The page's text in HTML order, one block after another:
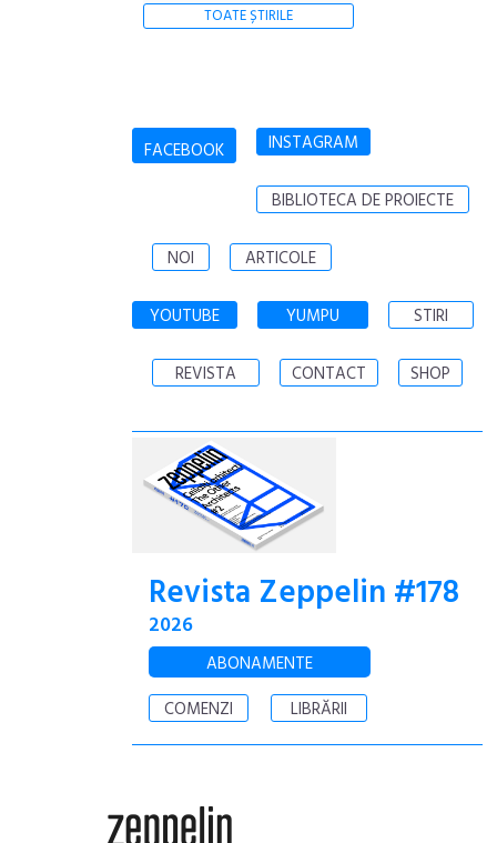
TOATE ȘTIRILE
FACEBOOK INSTAGRAM
BIBLIOTECA DE PROIECTE
NOI ARTICOLE
YOUTUBE YUMPU STIRI
REVISTA CONTACT SHOP
Revista Zeppelin #178
2026
ABONAMENTE
COMENZI
LIBRĂRII